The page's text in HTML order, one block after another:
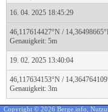
16. 04. 2025 18:45:29
46,117614427°N /
Genauigkeit: 5m
19. 02. 2025 13:40:04
46,117634153°N /
Genauigkeit: 3m
Copyright © 2026 Berge.info,